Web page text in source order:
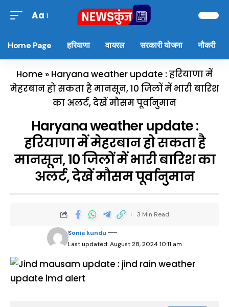
Aa
Home Page हरियाणा वायरल सरकारी योजना नौकरी
Home » Haryana weather update : हरियाणा में
मेहरबान हो सकता है मानसून, 10 जिलों में भारी बारिश
का अलर्ट, देखें मौसम पूर्वानुमान
Haryana weather update :
हरियाणा में मेहरबान हो सकता है
मानसून, 10 जिलों में भारी बारिश का
अलर्ट, देखें मौसम पूर्वानुमान
Last updated: August 28, 2024 10:11 am
Sonia kundu
3 Min Read